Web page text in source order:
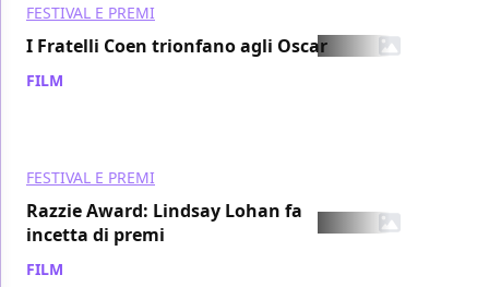
FESTIVAL E PREMI
I Fratelli Coen trionfano agli Oscar
FILM
FESTIVAL E PREMI
Razzie Award: Lindsay Lohan fa
incetta di premi
FILM